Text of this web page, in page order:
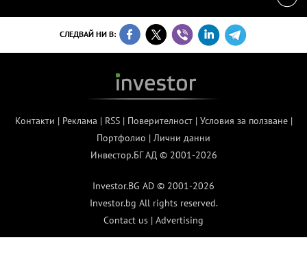
СЛЕДВАЙ НИ В:
Контакти | Реклама | RSS| Поверителност| Условия за ползване|
Портфолио | Лични данни
Инвестор.БГ АД © 2001-2026
Investor.BG AD © 2001-2026
Investor.bg All rights reserved.
Contact us | Advertising